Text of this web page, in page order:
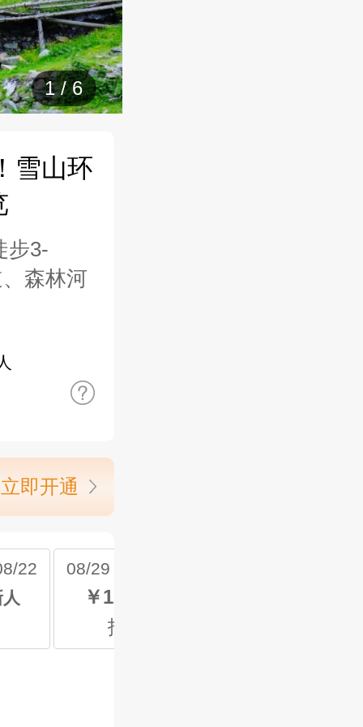
1/6
雪山环
步3-
森林河
立即开通
22
08/29 周六 ~08/29
￥128
报名中